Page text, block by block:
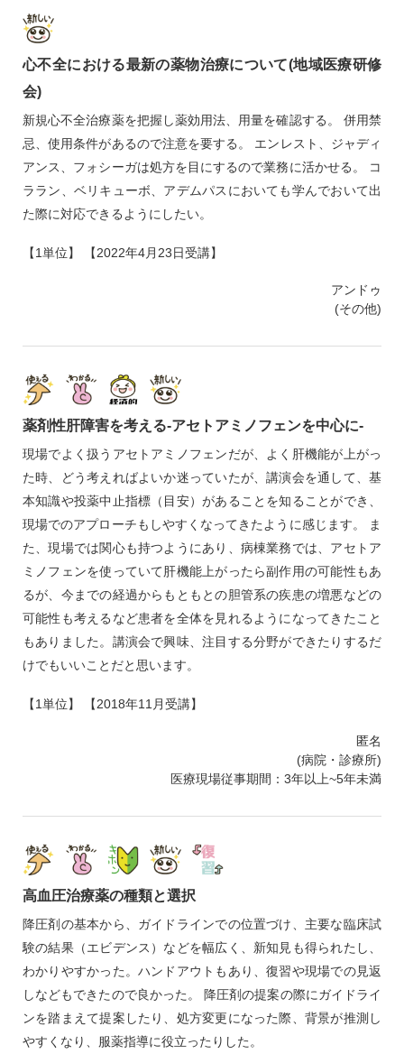
心不全における最新の薬物治療について(地域医療研修
会)
新規心不全治療薬を把握し薬効用法、用量を確認する。 併用禁
忌、使用条件があるので注意を要する。 エンレスト、ジャディ
アンス、フォシーガは処方を目にするので業務に活かせる。 コ
ララン、ベリキューボ、アデムパスにおいても学んでおいて出
た際に対応できるようにしたい。
【1単位】 【2022年4月23日受講】
アンドゥ
(その他)
薬剤性肝障害を考える‐アセトアミノフェンを中心に‐
現場でよく扱うアセトアミノフェンだが、よく肝機能が上がっ
た時、どう考えればよいか迷っていたが、講演会を通して、基
本知識や投薬中止指標（目安）があることを知ることができ、
現場でのアプローチもしやすくなってきたように感じます。 ま
た、現場では関心も持つようにあり、病棟業務では、アセトア
ミノフェンを使っていて肝機能上がったら副作用の可能性もあ
るが、今までの経過からもともとの胆管系の疾患の増悪などの
可能性も考えるなど患者を全体を見れるようになってきたこと
もありました。講演会で興味、注目する分野ができたりするだ
けでもいいことだと思います。
【1単位】 【2018年11月受講】
匿名
(病院・診療所)
医療現場従事期間：3年以上~5年未満
高血圧治療薬の種類と選択
降圧剤の基本から、ガイドラインでの位置づけ、主要な臨床試
験の結果（エビデンス）などを幅広く、新知見も得られたし、
わかりやすかった。ハンドアウトもあり、復習や現場での見返
しなどもできたので良かった。 降圧剤の提案の際にガイドライ
ンを踏まえて提案したり、処方変更になった際、背景が推測し
やすくなり、服薬指導に役立ったりした。